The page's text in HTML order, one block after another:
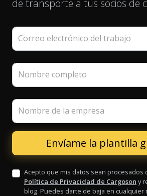
de transporte a tus socios de
Correo electrónico del trabajo
Nombre completo
Nombre de la empresa
Acepto que mis datos sean procesados
Política de Privacidad de Cargoson y
blog. Puedes darte de baja en cualquier